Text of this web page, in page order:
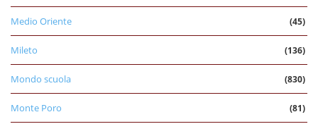
Medio Oriente (45)
Mileto (136)
Mondo scuola (830)
Monte Poro (81)